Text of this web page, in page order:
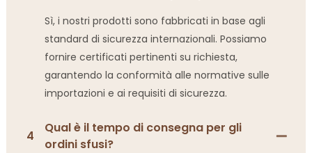
Sì, i nostri prodotti sono fabbricati in base agli
standard di sicurezza internazionali. Possiamo
fornire certificati pertinenti su richiesta,
garantendo la conformità alle normative sulle
importazioni e ai requisiti di sicurezza.
4
Qual è il tempo di consegna per gli
ordini sfusi?